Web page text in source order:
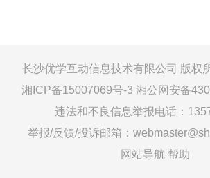
长沙优学互动信息技术有限公司 版权
湘ICP备15007069号-3 湘公网安备
违法和不良信息举报电话：
举报/反馈/投诉邮箱：
网站导航 帮助